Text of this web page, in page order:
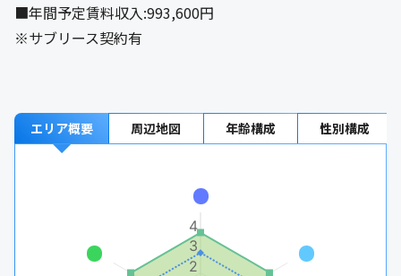
■年間予定賃料収入:993,600円
※サブリース契約有
エリア概要 周辺地図 年齢構成 性別構成
2
3
4